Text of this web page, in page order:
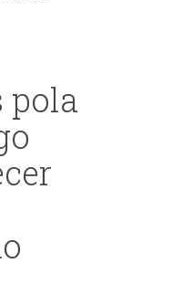
pola